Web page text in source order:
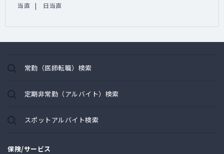
当直
日当直
常勤（医師転職）検索
定期非常勤（アルバイト）検索
スポットアルバイト検索
保険/サービス